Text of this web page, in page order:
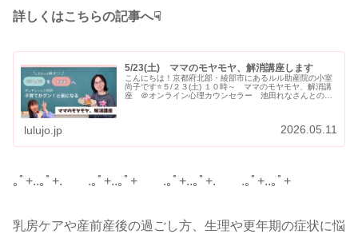
詳しくはこちらの記事へ☟
5/23(土) ママのモヤモヤ、解消講座します
こんにちは！京都府北部・綾部市にあるルル助産院の小室
尚子です⭐５/２３(土) １０時～ ママのモヤモヤ、解消講
座 ＠オンライン心理カウンセラー 池田れなさんとのコ
lulujo.jp 2026.05.11
｡ﾟ+..｡ﾟ+. .｡ﾟ+..｡ﾟ+ .｡ﾟ+..｡ﾟ+. .｡ﾟ+..｡ﾟ+
乳房ケアや産前産後の過ごし方、生理や更年期の症状に悩